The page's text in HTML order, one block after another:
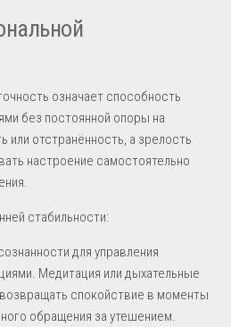
означает способность
без постоянной опоры на
или отстранённость, а зрелость
настроение самостоятельно
стабильности:
для управления
Медитация или дыхательные
спокойствие в моменты
обращения за утешением.